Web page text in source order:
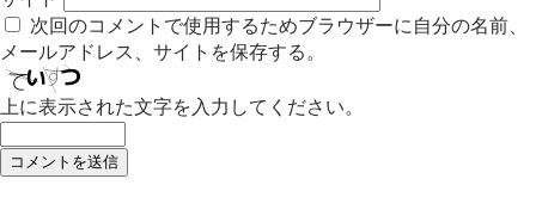
次回のコメントで使用するためブラウザーに自分の名前、
メールアドレス、サイトを保存する。
上に表示された文字を入力してください。